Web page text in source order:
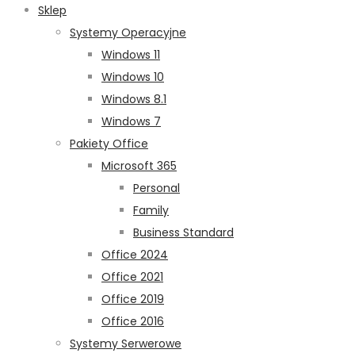
Sklep
Systemy Operacyjne
Windows 11
Windows 10
Windows 8.1
Windows 7
Pakiety Office
Microsoft 365
Personal
Family
Business Standard
Office 2024
Office 2021
Office 2019
Office 2016
Systemy Serwerowe